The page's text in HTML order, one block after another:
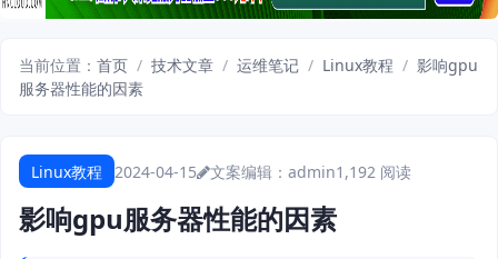
当前位置： 首页 / 技术文章 / 运维笔记 / Linux教程 / 影响gpu
服务器性能的因素
Linux教程 2024-04-15 文案编辑：admin1,192 阅读
影响gpu服务器性能的因素